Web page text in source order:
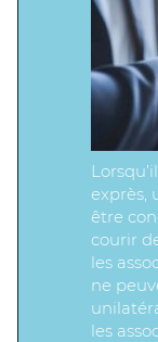
exprès,
être
courir
les
ne
les